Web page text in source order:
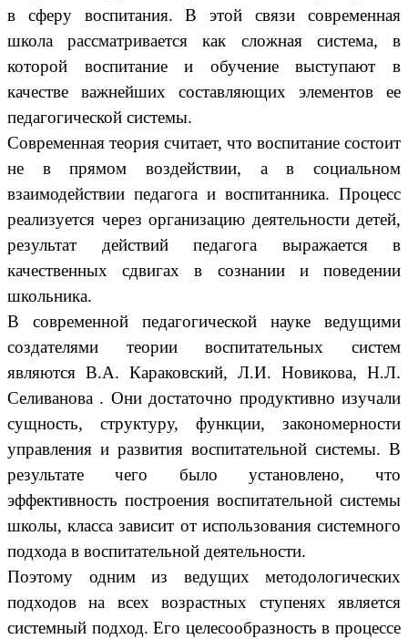
в сферу воспитания. В этой связи современная
школа рассматривается как сложная система, в
которой воспитание и обучение выступают в
качестве важнейших составляющих элементов ее
педагогической системы.
Современная теория считает, что воспитание состоит
не в прямом воздействии, а в социальном
взаимодействии педагога и воспитанника. Процесс
реализуется через организацию деятельности детей,
результат действий педагога выражается в
качественных сдвигах в сознании и поведении
школьника.
В современной педагогической науке ведущими
создателями теории воспитательных систем
являются В.А. Караковский, Л.И. Новикова, Н.Л.
Селиванова . Они достаточно продуктивно изучали
сущность, структуру, функции, закономерности
управления и развития воспитательной системы. В
результате чего было установлено, что
эффективность построения воспитательной системы
школы, класса зависит от использования системного
подхода в воспитательной деятельности.
Поэтому одним из ведущих методологических
подходов на всех возрастных ступенях является
системный подход. Его целесообразность в процессе